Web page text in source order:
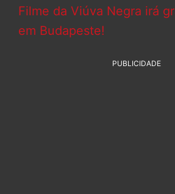
Filme da Viúva Negra irá
em Budapeste!
PUBLICIDADE